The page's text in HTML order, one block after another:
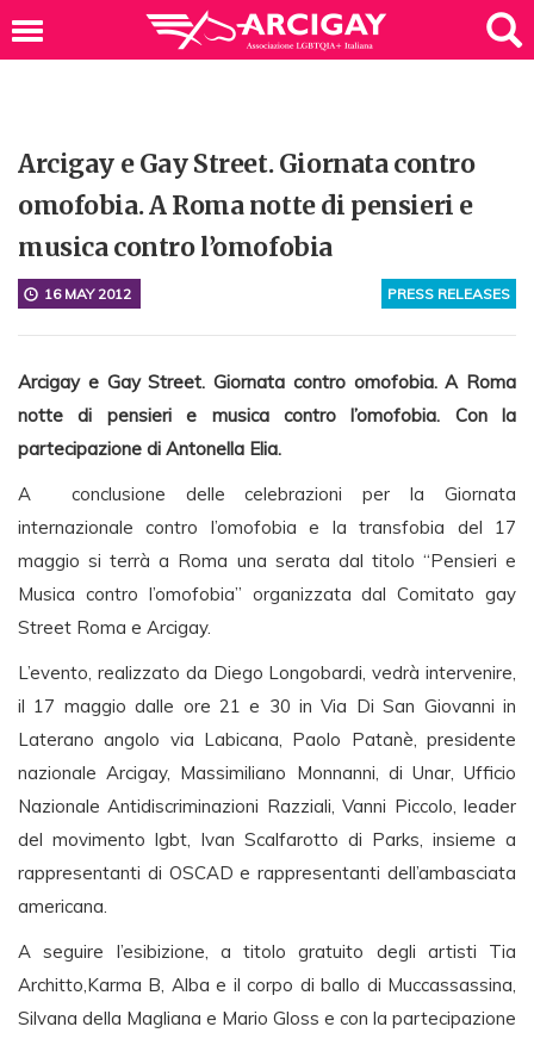
Arcigay e Gay Street. Giornata contro
omofobia. A Roma notte di pensieri e
musica contro l’omofobia
PRESS RELEASES
16 MAY 2012
Arcigay e Gay Street. Giornata contro omofobia. A Roma
notte di pensieri e musica contro l’omofobia. Con la
partecipazione di Antonella Elia.
A conclusione delle celebrazioni per la Giornata
internazionale contro l’omofobia e la transfobia del 17
maggio si terrà a Roma una serata dal titolo “Pensieri e
Musica contro l’omofobia” organizzata dal Comitato gay
Street Roma e Arcigay.
L’evento, realizzato da Diego Longobardi, vedrà intervenire,
il 17 maggio dalle ore 21 e 30 in Via Di San Giovanni in
Laterano angolo via Labicana, Paolo Patanè, presidente
nazionale Arcigay, Massimiliano Monnanni, di Unar, Ufficio
Nazionale Antidiscriminazioni Razziali, Vanni Piccolo, leader
del movimento lgbt, Ivan Scalfarotto di Parks, insieme a
rappresentanti di OSCAD e rappresentanti dell’ambasciata
americana.
A seguire l’esibizione, a titolo gratuito degli artisti Tia
Architto,Karma B, Alba e il corpo di ballo di Muccassassina,
Silvana della Magliana e Mario Gloss e con la partecipazione